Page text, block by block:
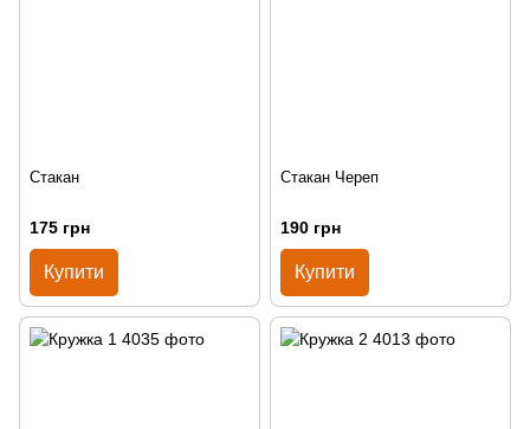
Стакан
175 грн
Купити
Стакан Череп
190 грн
Купити